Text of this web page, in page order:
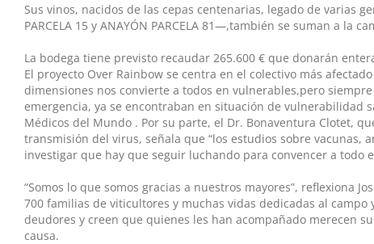
Sus vinos, nacidos de las cepas centenarias, legado de varias
PARCELA 15 y ANAYÓN PARCELA 81—,también se suman a la
La bodega tiene previsto recaudar 265.600 € que donarán
El proyecto ​Over Rainbow se centra en el colectivo más
dimensiones nos convierte a todos en vulnerables,pero
emergencia, ya se encontraban en situación de vulnerabilidad
Médicos del Mundo​ . Por su parte, ​el Dr. Bonaventura Clotet,
transmisión del virus, señala que “los estudios sobre vacunas,
investigar que hay que seguir luchando para convencer a todo
“Somos lo que somos gracias a nuestros mayores”, reflexiona
700 familias de viticultores y muchas vidas dedicadas al
deudores y creen que quienes les han acompañado merecen
causa.